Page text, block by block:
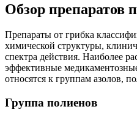
Обзор препаратов
Препараты от грибка
химической структуры,
спектра действия. Наиболее
эффективные
относятся к группам азолов,
Группа полиенов